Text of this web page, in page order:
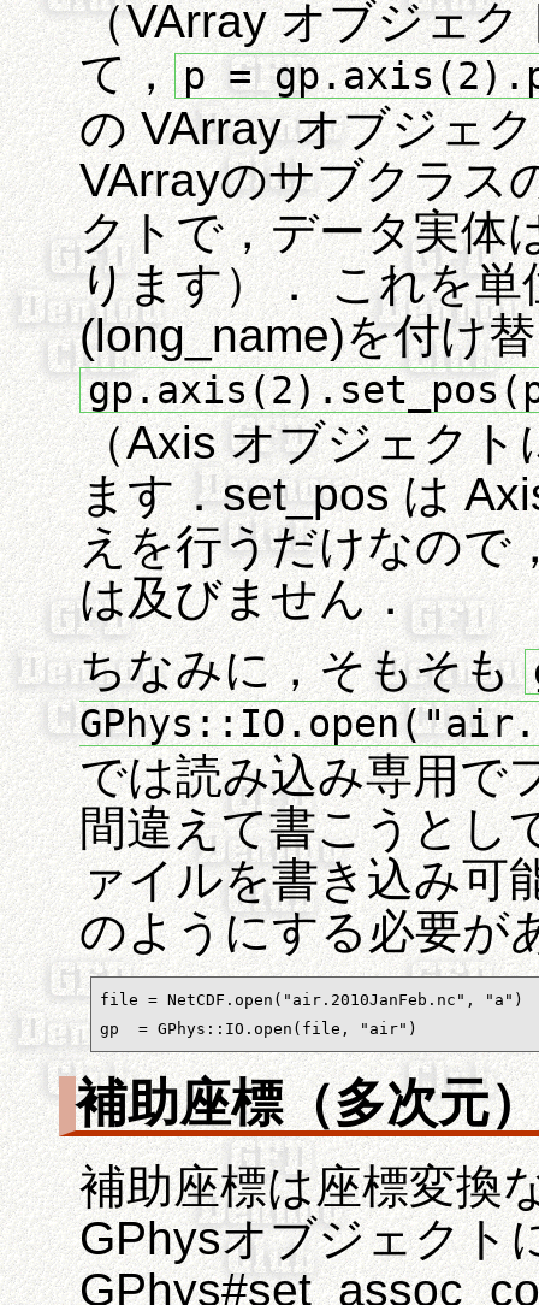
（VArray オブジェ
て， p =
の VArray オブジェ
VArrayのサブクラス
クトで，データ実体
ります）． これを
(long_name)を付け
（Axis オブジェクト
ます．set_pos は
えを行うだけなので
は及びません．
ちなみに，そもそも
では読み込み専用で
間違えて書こうとし
ァイルを書き込み可
のようにする必要が
file = NetCDF.open("air.2010JanFeb.nc", "a")
gp  = GPhys::IO.open(file, "air")
補助座標（多次元
補助座標は座標変換
GPhysオブジェクト